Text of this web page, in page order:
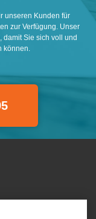
unseren Kunden für
zur Verfügung. Unser
damit Sie sich voll und
können.